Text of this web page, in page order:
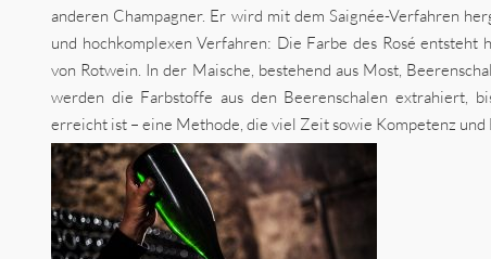
anderen Champagner. Er wird mit dem Saignée-Verfahren
und hochkomplexen Verfahren: Die Farbe des Rosé entsteht
von Rotwein. In der Maische, bestehend aus Most,
werden die Farbstoffe aus den Beerenschalen extrahiert,
erreicht ist – eine Methode, die viel Zeit sowie Kompetenz